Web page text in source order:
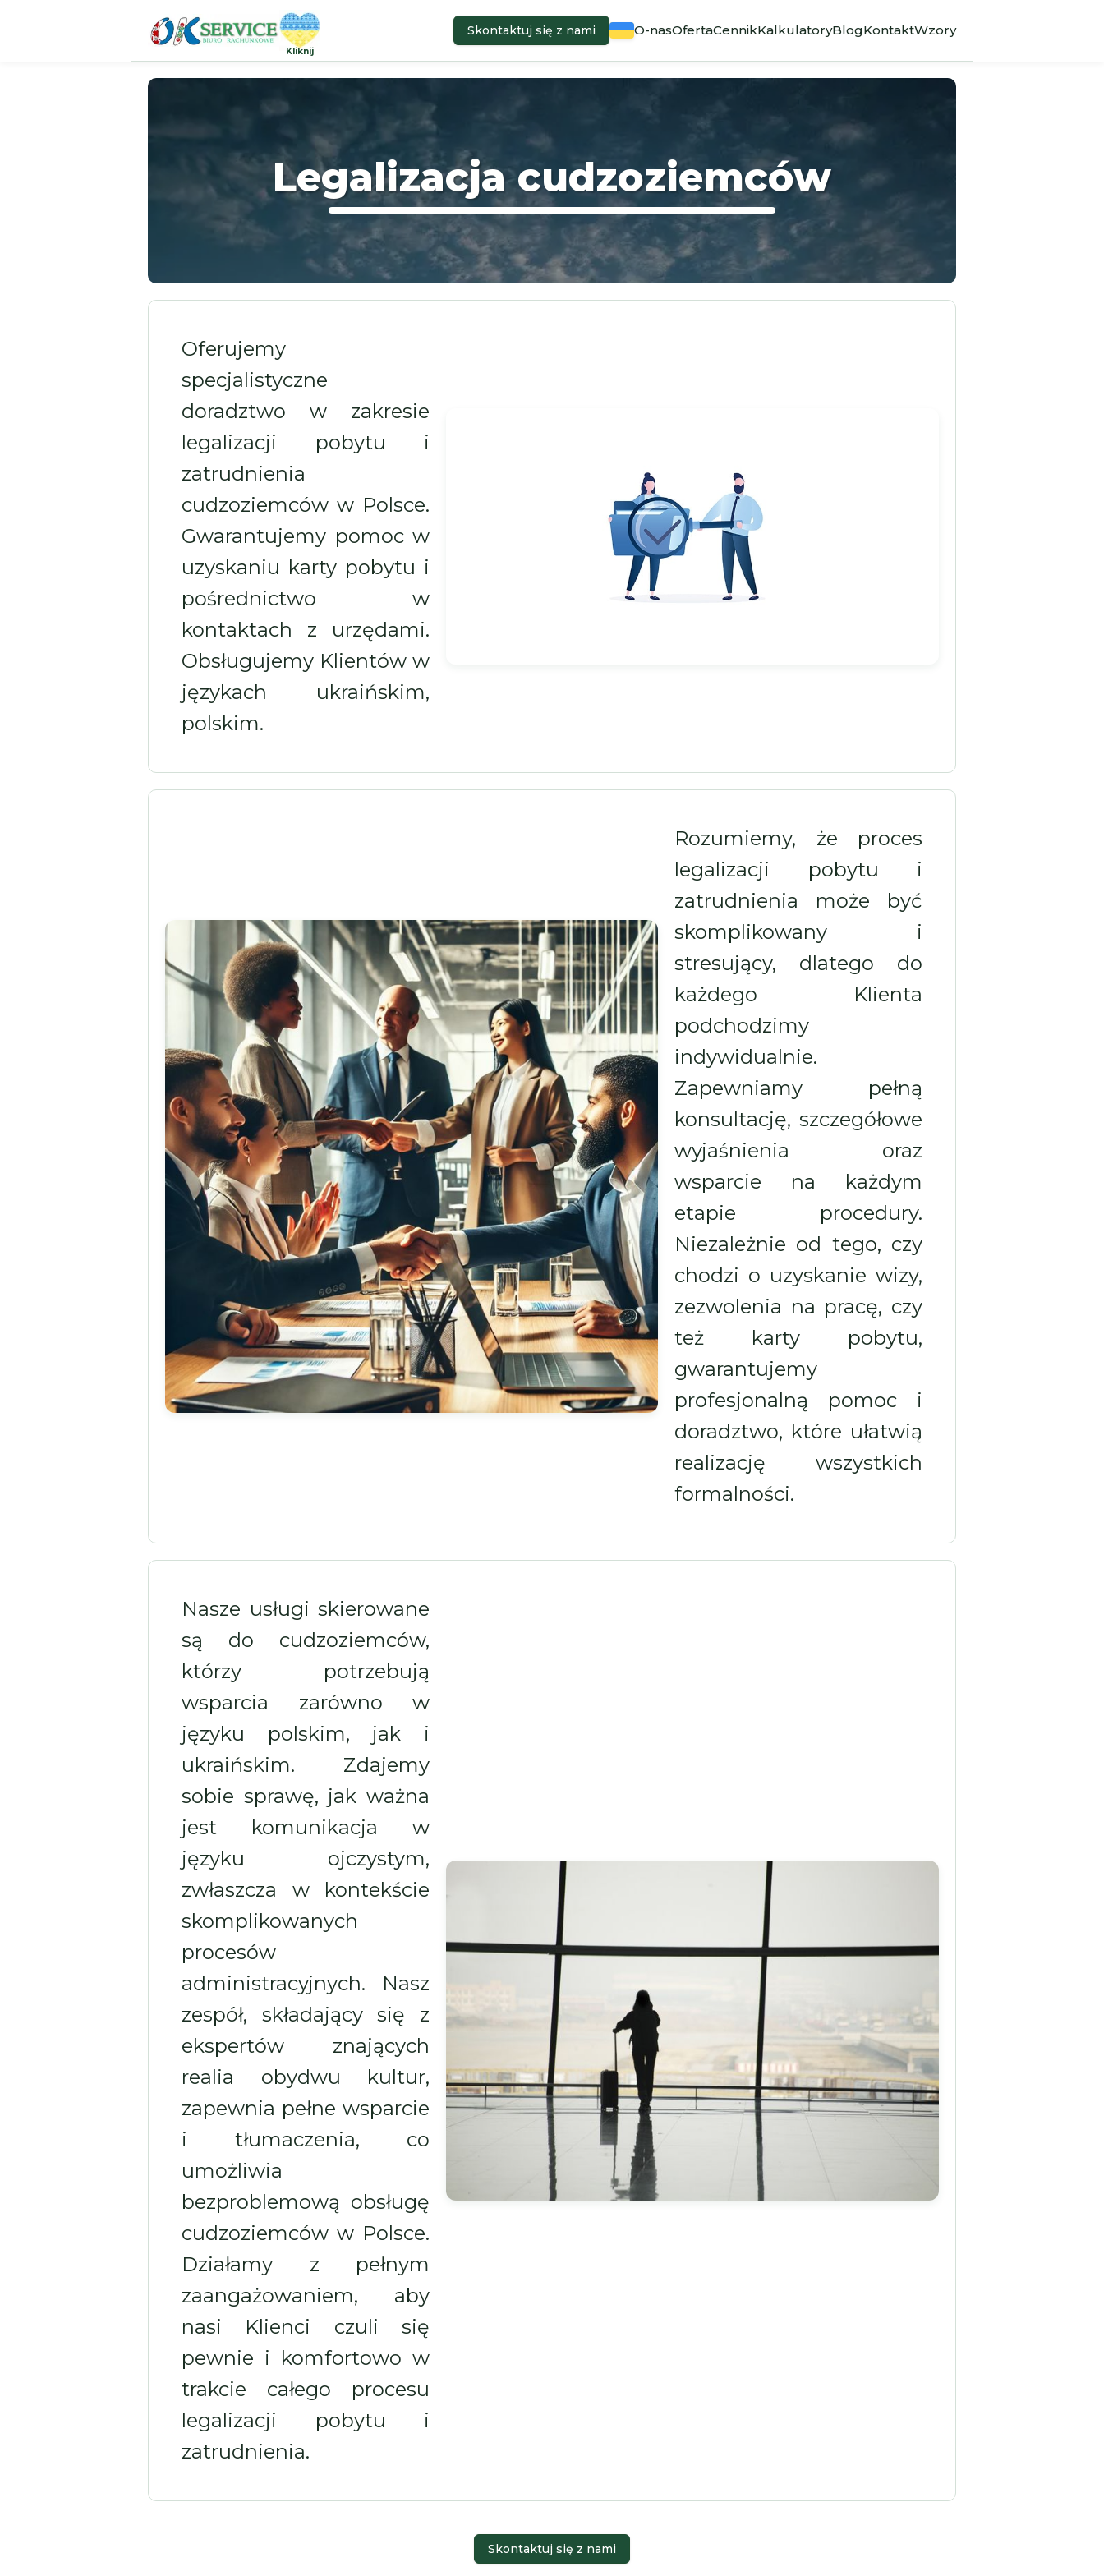
Kliknij
Skontaktuj się z nami O-nasOfertaCennikKalkulatoryBlogKontaktWzory
Legalizacja cudzoziemców
Oferujemy
specjalistyczne
doradztwo w zakresie
legalizacji pobytu i
zatrudnienia
cudzoziemców w Polsce.
Gwarantujemy pomoc w
uzyskaniu karty pobytu i
pośrednictwo w
kontaktach z urzędami.
Obsługujemy Klientów w
językach ukraińskim,
polskim.
Rozumiemy, że proces
legalizacji pobytu i
zatrudnienia może być
skomplikowany i
stresujący, dlatego do
każdego Klienta
podchodzimy
indywidualnie.
Zapewniamy pełną
konsultację, szczegółowe
wyjaśnienia oraz
wsparcie na każdym
etapie procedury.
Niezależnie od tego, czy
chodzi o uzyskanie wizy,
zezwolenia na pracę, czy
też karty pobytu,
gwarantujemy
profesjonalną pomoc i
doradztwo, które ułatwią
realizację wszystkich
formalności.
Nasze usługi skierowane
są do cudzoziemców,
którzy potrzebują
wsparcia zarówno w
języku polskim, jak i
ukraińskim. Zdajemy
sobie sprawę, jak ważna
jest komunikacja w
języku ojczystym,
zwłaszcza w kontekście
skomplikowanych
procesów
administracyjnych. Nasz
zespół, składający się z
ekspertów znających
realia obydwu kultur,
zapewnia pełne wsparcie
i tłumaczenia, co
umożliwia
bezproblemową obsługę
cudzoziemców w Polsce.
Działamy z pełnym
zaangażowaniem, aby
nasi Klienci czuli się
pewnie i komfortowo w
trakcie całego procesu
legalizacji pobytu i
zatrudnienia.
Skontaktuj się z nami